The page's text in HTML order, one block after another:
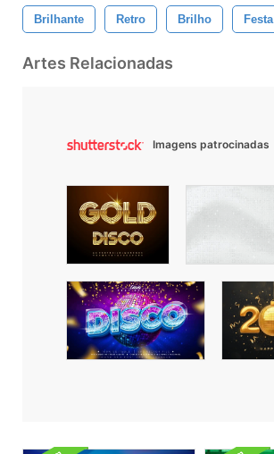
Brilhante Retro Brilho Festa
Artes Relacionadas
Imagens patrocinadas